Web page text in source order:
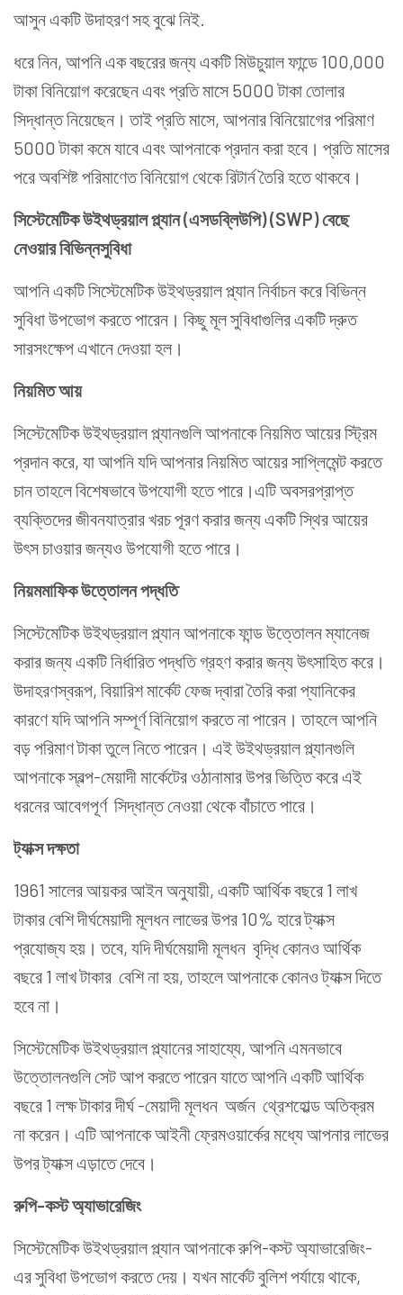
আসুন একটি উদাহরণ সহ বুঝে নিই.
ধরে নিন, আপনি এক বছরের জন্য একটি মিউচুয়াল ফান্ডে 100,000
টাকা বিনিয়োগ করেছেন এবং প্রতি মাসে 5000 টাকা তোলার
সিদ্ধান্ত নিয়েছেন। তাই প্রতি মাসে, আপনার বিনিয়োগের পরিমাণ
5000 টাকা কমে যাবে এবং আপনাকে প্রদান করা হবে। প্রতি মাসের
পরে অবশিষ্ট পরিমাণেত বিনিয়োগ থেকে রিটার্ন তৈরি হতে থাকবে।
সিস্টেমেটিক উইথড্রয়াল প্ল্যান (এসডব্লিউপি) (SWP) বেছে
নেওয়ার বিভিন্নসুবিধা
আপনি একটি সিস্টেমেটিক উইথড্রয়াল প্ল্যান নির্বাচন করে বিভিন্ন
সুবিধা উপভোগ করতে পারেন। কিছু মূল সুবিধাগুলির একটি দ্রুত
সারসংক্ষেপ এখানে দেওয়া হল।
নিয়মিত আয়
সিস্টেমেটিক উইথড্রয়াল প্ল্যানগুলি আপনাকে নিয়মিত আয়ের স্ট্রিম
প্রদান করে, যা আপনি যদি আপনার নিয়মিত আয়ের সাপ্লিমেন্ট করতে
চান তাহলে বিশেষভাবে উপযোগী হতে পারে।এটি অবসরপ্রাপ্ত
ব্যক্তিদের জীবনযাত্রার খরচ পূরণ করার জন্য একটি স্থির আয়ের
উৎস চাওয়ার জন্যও উপযোগী হতে পারে।
নিয়মমাফিক উত্তোলন পদ্ধতি
সিস্টেমেটিক উইথড্রয়াল প্ল্যান আপনাকে ফান্ড উত্তোলন ম্যানেজ
করার জন্য একটি নির্ধারিত পদ্ধতি গ্রহণ করার জন্য উৎসাহিত করে।
উদাহরণস্বরূপ, বিয়ারিশ মার্কেট ফেজ দ্বারা তৈরি করা প্যানিকের
কারণে যদি আপনি সম্পূর্ণ বিনিয়োগ করতে না পারেন। তাহলে আপনি
বড় পরিমাণ টাকা তুলে নিতে পারেন। এই উইথড্রয়াল প্ল্যানগুলি
আপনাকে স্বল্প-মেয়াদী মার্কেটের ওঠানামার উপর ভিত্তি করে এই
ধরনের আবেগপূর্ণ সিদ্ধান্ত নেওয়া থেকে বাঁচাতে পারে।
ট্যাক্স দক্ষতা
1961 সালের আয়কর আইন অনুযায়ী, একটি আর্থিক বছরে 1 লাখ
টাকার বেশি দীর্ঘমেয়াদী মূলধন লাভের উপর 10% হারে ট্যাক্স
প্রযোজ্য হয়। তবে, যদি দীর্ঘমেয়াদী মূলধন বৃদ্ধি কোনও আর্থিক
বছরে 1 লাখ টাকার বেশি না হয়, তাহলে আপনাকে কোনও ট্যাক্স দিতে
হবে না।
সিস্টেমেটিক উইথড্রয়াল প্ল্যানের সাহায্যে, আপনি এমনভাবে
উত্তোলনগুলি সেট আপ করতে পারেন যাতে আপনি একটি আর্থিক
বছরে 1 লক্ষ টাকার দীর্ঘ -মেয়াদী মূলধন অর্জন থ্রেশহোল্ড অতিক্রম
না করেন। এটি আপনাকে আইনী ফ্রেমওয়ার্কের মধ্যে আপনার লাভের
উপর ট্যাক্স এড়াতে দেবে।
রুপি-কস্ট অ্যাভারেজিং
সিস্টেমেটিক উইথড্রয়াল প্ল্যান আপনাকে রুপি-কস্ট অ্যাভারেজিং-
এর সুবিধা উপভোগ করতে দেয়। যখন মার্কেট বুলিশ পর্যায়ে থাকে,